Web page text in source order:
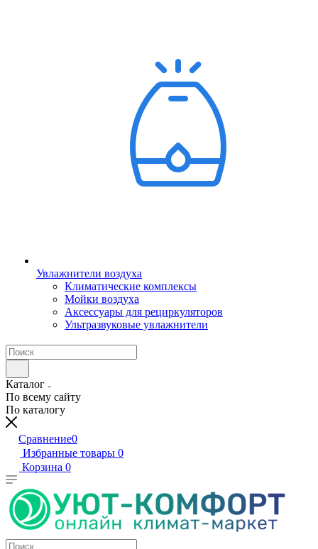
Увлажнители воздуха
Климатические комплексы
Мойки воздуха
Аксессуары для рециркуляторов
Ультразвуковые увлажнители
Каталог
По всему сайту
По каталогу
Сравнение0
Избранные товары 0
Корзина 0